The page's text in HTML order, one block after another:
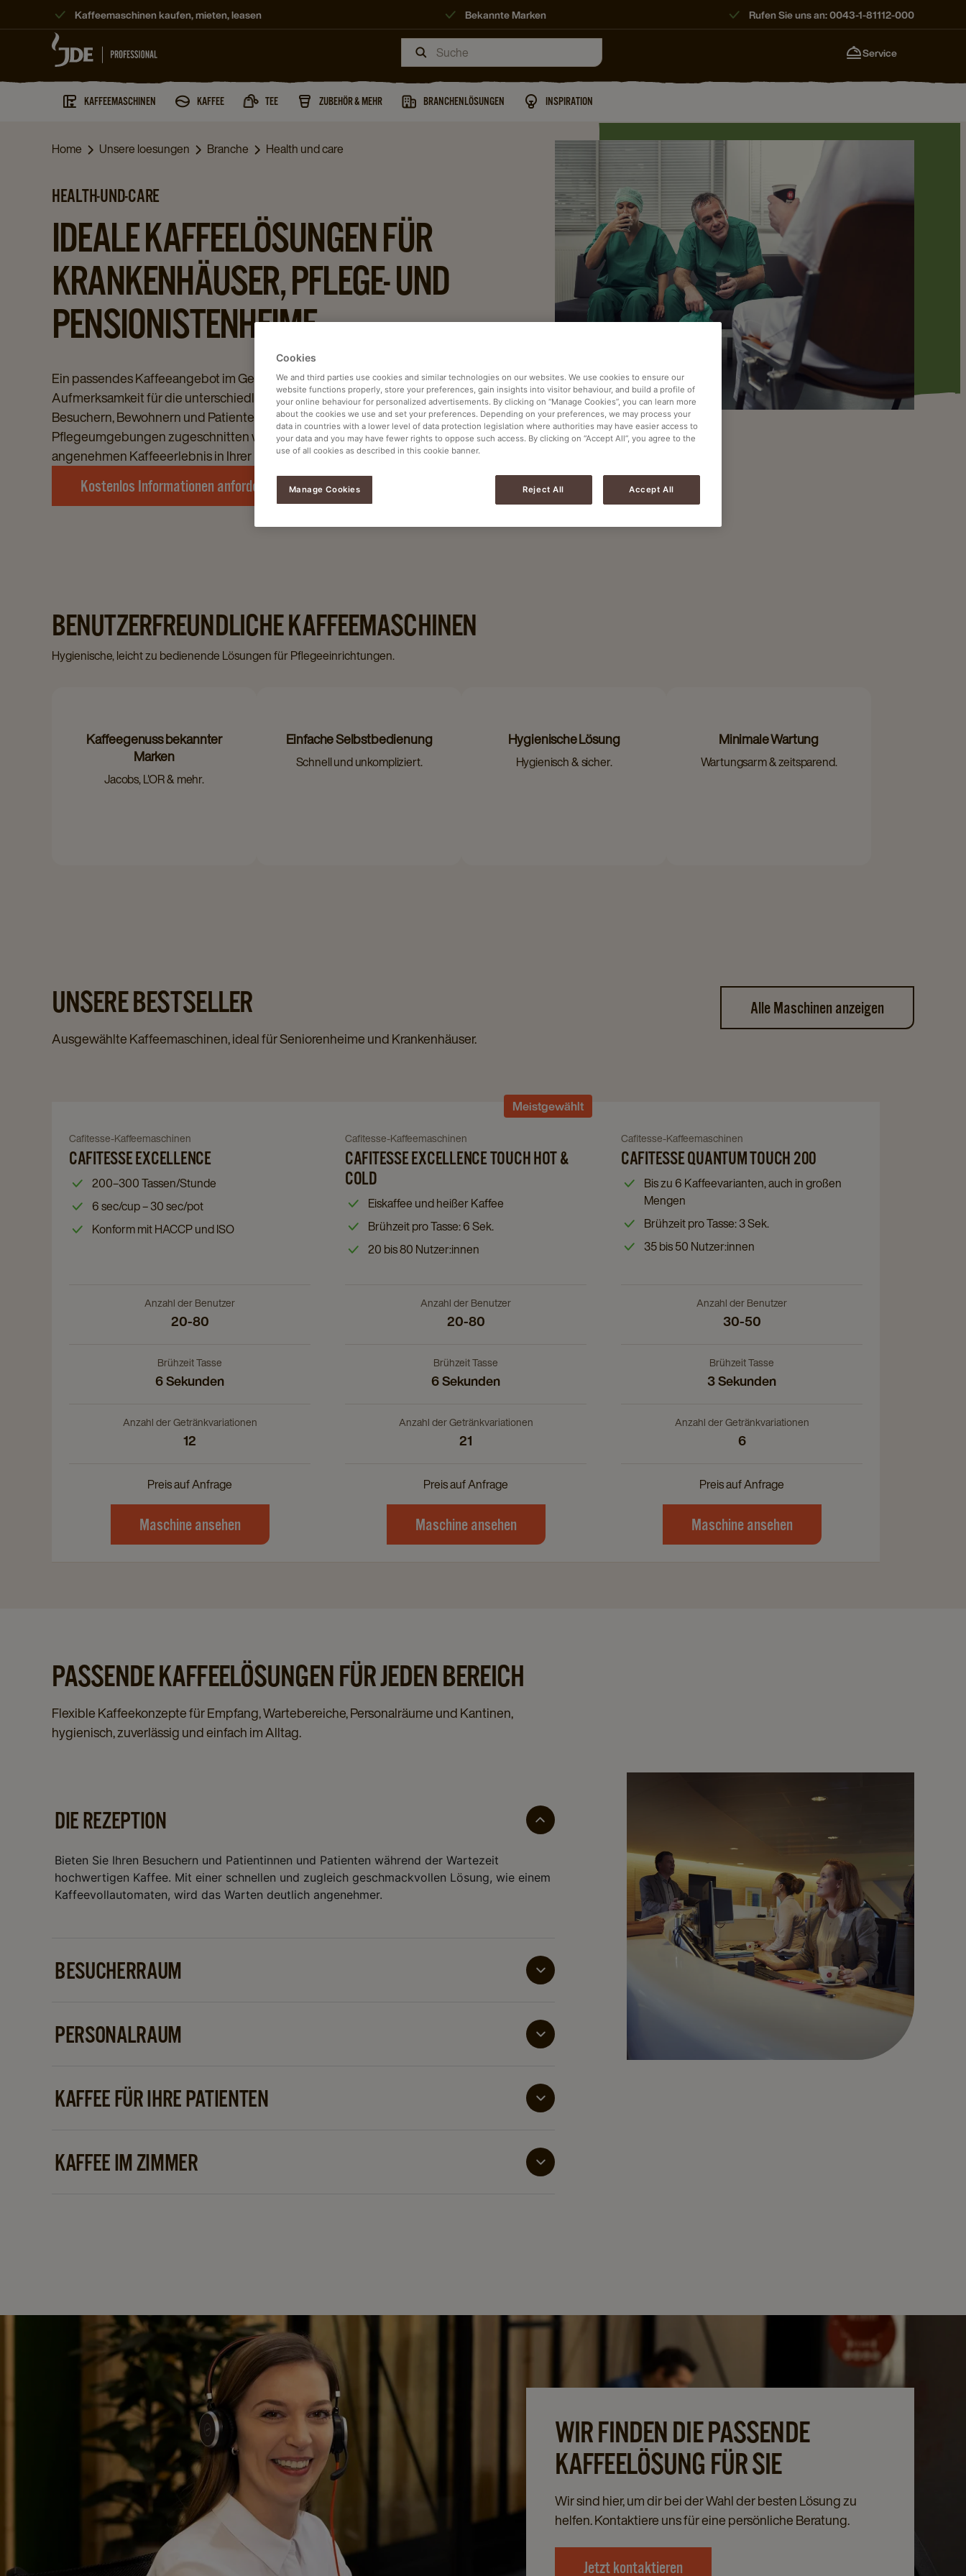
Kaffeemaschinen kaufen, mieten, leasen Bekannte Marken Rufen Sie uns an: 0043-1-81112-000
Service
KAFFEEMASCHINEN KAFFEE TEE ZUBEHÖR & MEHR BRANCHENLÖSUNGEN INSPIRATION
Home Unsere loesungen Branche Health und care
HEALTH-UND-CARE
IDEALE KAFFEELÖSUNGEN FÜR
KRANKENHÄUSER, PFLEGE- UND
PENSIONISTENHEIME
Ein passendes Kaffeeangebot im Gesundheitswesen erfordert
Aufmerksamkeit für die unterschiedlichen Bedürfnisse von Mitarbeitenden,
Besuchern, Bewohnern und Patienten. Entdecken Sie, wie Kaffeelösungen auf
Pflegeumgebungen zugeschnitten werden können und zu einem
angenehmen Kaffeeerlebnis in Ihrer Einrichtung beitragen.
Kostenlos Informationen anfordern
BENUTZERFREUNDLICHE KAFFEEMASCHINEN
Hygienische, leicht zu bedienende Lösungen für Pflegeeinrichtungen.
Kaffeegenuss bekannter
Marken
Jacobs, L'OR & mehr.
Einfache Selbstbedienung
Schnell und unkompliziert.
Hygienische Lösung
Hygienisch & sicher.
Minimale Wartung
Wartungsarm & zeitsparend.
UNSERE BESTSELLER Alle Maschinen anzeigen
Ausgewählte Kaffeemaschinen, ideal für Seniorenheime und Krankenhäuser.
Cafitesse
Excellence
details
Navigate
to
Excellence
details
page
Cafitesse-Kaffeemaschinen
CAFITESSE EXCELLENCE
200–300 Tassen/Stunde
6 sec/cup – 30 sec/pot
Konform mit HACCP und ISO
Anzahl der Benutzer
20-80
Brühzeit Tasse
6 Sekunden
Anzahl der Getränkvariationen
12
Preis auf Anfrage
Maschine ansehen
Meistgewählt
Navigate
Excellence
Touch
Cold
details
page
Navigate
to
Cafitesse
Touch
Hot
Cafitesse-Kaffeemaschinen
CAFITESSE EXCELLENCE TOUCH HOT &
COLD
Eiskaffee und heißer Kaffee
Brühzeit pro Tasse: 6 Sek.
20 bis 80 Nutzer:innen
Anzahl der Benutzer
20-80
Brühzeit Tasse
6 Sekunden
Anzahl der Getränkvariationen
21
Preis auf Anfrage
Maschine ansehen
Cafitesse
Quantum
Touch
page
Navigate
to
Quantum
Touch
200
details
Cafitesse-Kaffeemaschinen
CAFITESSE QUANTUM TOUCH 200
Bis zu 6 Kaffeevarianten, auch in großen
Mengen
Brühzeit pro Tasse: 3 Sek.
35 bis 50 Nutzer:innen
Anzahl der Benutzer
30-50
Brühzeit Tasse
3 Sekunden
Anzahl der Getränkvariationen
6
Preis auf Anfrage
Maschine ansehen
PASSENDE KAFFEELÖSUNGEN FÜR JEDEN BEREICH
Flexible Kaffeekonzepte für Empfang, Wartebereiche, Personalräume und Kantinen,
hygienisch, zuverlässig und einfach im Alltag.
DIE REZEPTION
Bieten Sie Ihren Besuchern und Patientinnen und Patienten während der Wartezeit
hochwertigen Kaffee. Mit einer schnellen und zugleich geschmackvollen Lösung, wie einem
Kaffeevollautomaten, wird das Warten deutlich angenehmer.
BESUCHERRAUM
PERSONALRAUM
zwischendurch abschalten kann. Mit den passenden Kaffeelösungen im Personalraum
genießen Mitarbeitende einen Moment der Ruhe und hochwertigen Kaffee.
KAFFEE FÜR IHRE PATIENTEN
davon. Ermöglichen Sie Patientinnen und Patienten, ein heißes Getränk zu genießen und
miteinander ins Gespräch zu kommen. Für hohe Patientenzahlen eignen sich Cafitesse- und
KAFFEE IM ZIMMER
WIR FINDEN DIE PASSENDE
KAFFEELÖSUNG FÜR SIE
Wir sind hier, um dir bei der Wahl der besten Lösung zu
helfen. Kontaktiere uns für eine persönliche Beratung.
Jetzt kontaktieren
Cookies
We and third parties use cookies and similar technologies on our websites. We use cookies to ensure our
website functions properly, store your preferences, gain insights into visitor behaviour, and build a profile of
your online behaviour for personalized advertisements. By clicking on “Manage Cookies”, you can learn more
about the cookies we use and set your preferences. Depending on your preferences, we may process your
data in countries with a lower level of data protection legislation where authorities may have easier access to
your data and you may have fewer rights to oppose such access. By clicking on “Accept All”, you agree to the
use of all cookies as described in this cookie banner.
Manage Cookies Reject All Accept All